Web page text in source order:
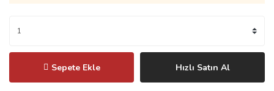
Sepete Ekle Hızlı Satın Al